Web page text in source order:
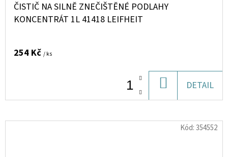
ČISTIČ NA SILNĚ ZNEČIŠTĚNÉ PODLAHY
KONCENTRÁT 1L 41418 LEIFHEIT
254 Kč / ks
KOŠÍKU
DETAIL
Kód:354552